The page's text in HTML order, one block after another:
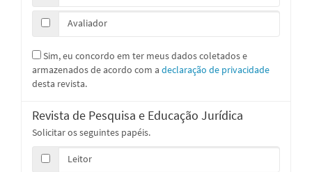
Avaliador
armazenados de acordo com a declaração de privacidade
desta revista.
Revista de Pesquisa e Educação Jurídica
Solicitar os seguintes papéis.
Leitor